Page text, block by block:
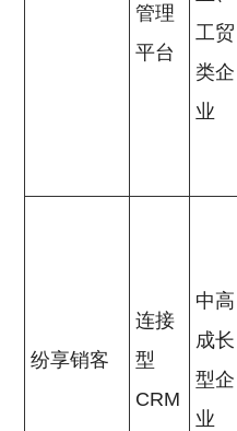
管理
平台
工贸
类企
业
纷享销客
连接
型
CRM
中高
成长
型企
业